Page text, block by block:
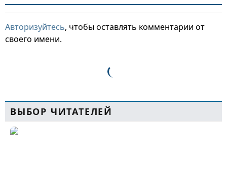
Авторизуйтесь, чтобы оставлять комментарии от
своего имени.
ВЫБОР ЧИТАТЕЛЕЙ